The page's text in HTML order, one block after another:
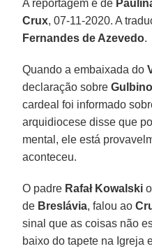
A reportagem é de
Crux, 07-11-2020. A
Fernandes de Azevedo.
Quando a embaixada do
declaração sobre
cardeal foi informado
arquidiocese disse que
mental, ele está
aconteceu.
O padre Rafał Kowalski
de Breslávia, falou ao
sinal que as coisas não
baixo do tapete na Igreja